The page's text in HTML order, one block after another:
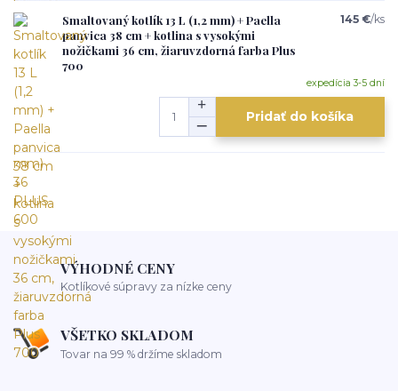
Smaltovaný kotlík 13 L (1,2 mm) + Paella
panvica 38 cm + kotlina s vysokými
nožičkami 36 cm, žiaruvzdorná farba Plus
700
145 €/ks
expedícia 3-5 dní
Pridať do košíka
VÝHODNÉ CENY
Kotlíkové súpravy za nízke ceny
VŠETKO SKLADOM
Tovar na 99 % držíme skladom